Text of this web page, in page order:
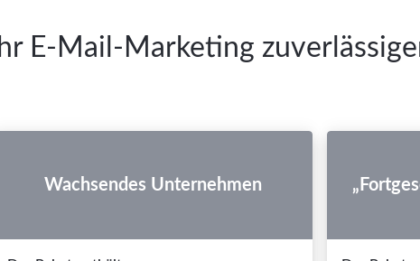
E-Mail-Marketing
Wachsendes Unternehmen